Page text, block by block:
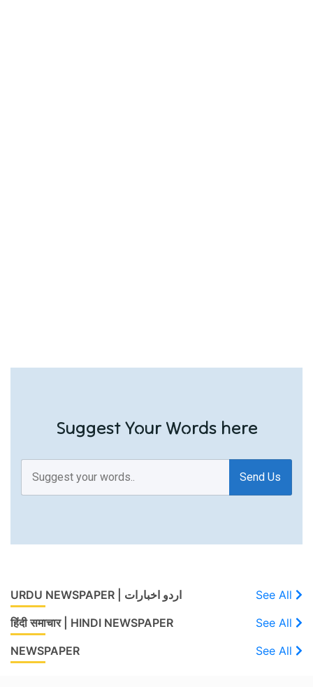
Suggest Your Words here
Send Us
URDU NEWSPAPER | اردو اخبارات
See All
हिंदी समाचार | HINDI NEWSPAPER
See All
NEWSPAPER
See All